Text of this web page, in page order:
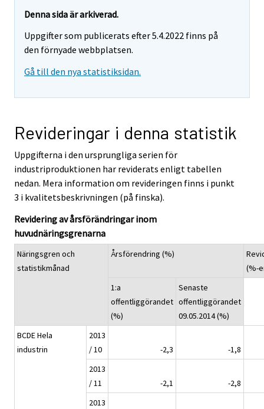
Denna sida är arkiverad.
Uppgifter som publicerats efter 5.4.2022 finns på
den förnyade webbplatsen.
Gå till den nya statistiksidan.
Revideringar i denna statistik
Uppgifterna i den ursprungliga serien för
industriproduktionen har reviderats enligt tabellen
nedan. Mera information om revideringen finns i punkt
3 i kvalitetsbeskrivningen (på finska).
Revidering av årsförändringar inom
huvudnäringsgrenarna
Näringsgren och
statistikmånad
Årsförendring (%)
(%-
1:a
offentliggörandet
(%)
Senaste
offentliggörandet
09.05.2014 (%)
BCDE Hela
industrin
2013
/ 10
-2,3
-1,8
2013
/ 11
-2,1
-2,8
2013